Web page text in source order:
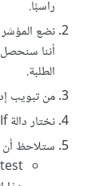
راسبًا.
أننا
الطلبة.
من تبويب
نختار دالة If.
ستلاحظ أن